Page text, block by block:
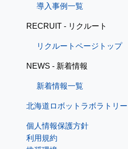
導入事例一覧
RECRUIT - リクルート
リクルートページトップ
NEWS - 新着情報
新着情報一覧
北海道ロボットラボラトリー
個人情報保護方針
利用規約